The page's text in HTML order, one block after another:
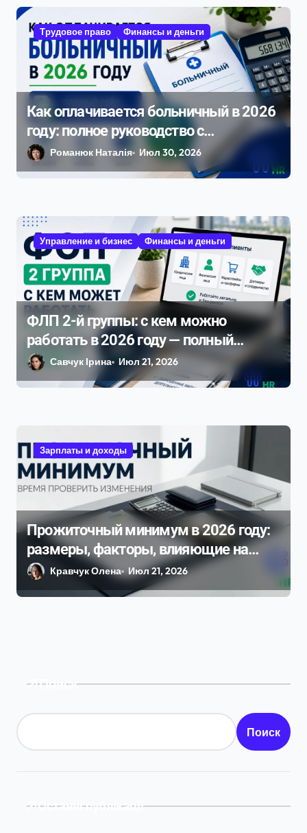
а
м
Трудовое право Финансы и деньги
Как оплачивается больничный в 2026
году: полное руководство с
примерами расчета
Романюк Наталія Июл 30, 2026
Управление и бизнес Финансы и деньги
ФЛП 2-й группы: с кем можно
работать в 2026 году — полный
разбор ограничений и рисков
Савчук Ірина Июл 21, 2026
Зарплаты и доходы
Прожиточный минимум в 2026 году:
размеры, факторы, влияющие на
него, и динамика изменения
Кравчук Олена Июл 21, 2026
Поиск
Поиск
Останні публікації